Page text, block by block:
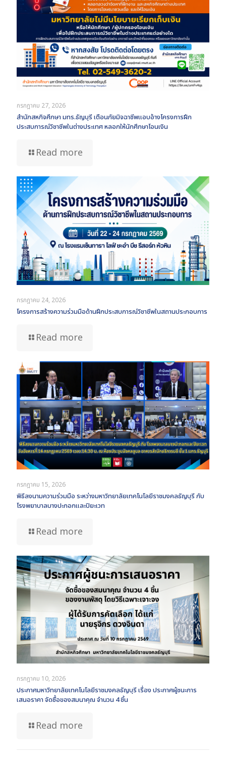
กรกฎาคม 27, 2026
สำนักสหกิจศึกษา มทร.ธัญบุรี เตือนภัยมิจฉาชีพแอบอ้างโครงการฝึก
ประสบการณ์วิชาชีพในต่างประเทศ หลอกให้นักศึกษาโอนเงิน
Read more
กรกฎาคม 24, 2026
โครงการสร้างความร่วมมือด้านฝึกประสบการณ์วิชาชีพในสถานประกอบการ
Read more
กรกฎาคม 15, 2026
พิธีลงนามความร่วมมือ ระหว่างมหาวิทยาลัยเทคโนโลยีราชมงคลธัญบุรี กับ
โรงพยาบาลบางปะกอกและปิยะเวท
Read more
กรกฎาคม 10, 2026
ประกาศมหาวิทยาลัยเทคโนโลยีราชมงคลธัญบุรี เรื่อง ประกาศผู้ชนะการ
เสนอราคา จัดซื้อของสมนาคุณ จำนวน 4 ชิ้น
Read more